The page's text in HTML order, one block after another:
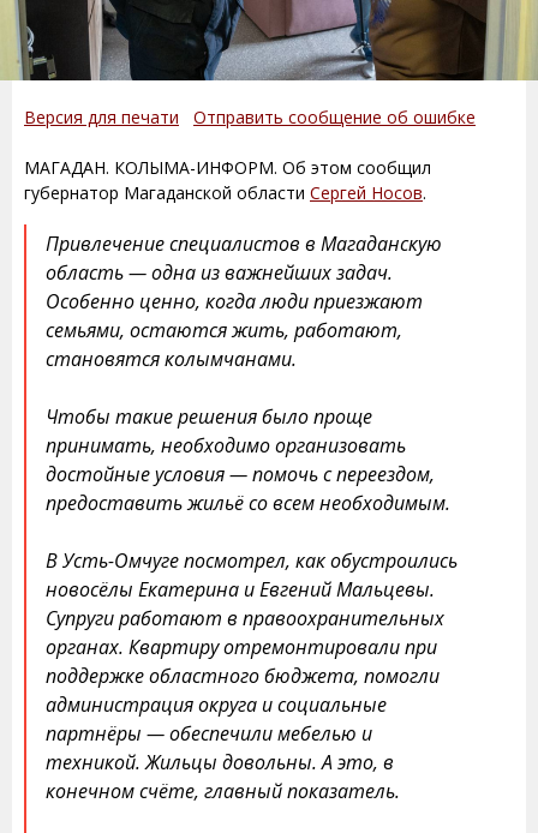
Версия для печати Отправить сообщение об ошибке
МАГАДАН. КОЛЫМА-ИНФОРМ. Об этом сообщил
губернатор Магаданской области Сергей Носов.
Привлечение специалистов в Магаданскую
область — одна из важнейших задач.
Особенно ценно, когда люди приезжают
семьями, остаются жить, работают,
становятся колымчанами.
Чтобы такие решения было проще
принимать, необходимо организовать
достойные условия — помочь с переездом,
предоставить жильё со всем необходимым.
В Усть-Омчуге посмотрел, как обустроились
новосёлы Екатерина и Евгений Мальцевы.
Супруги работают в правоохранительных
органах. Квартиру отремонтировали при
поддержке областного бюджета, помогли
администрация округа и социальные
партнёры — обеспечили мебелью и
техникой. Жильцы довольны. А это, в
конечном счёте, главный показатель.